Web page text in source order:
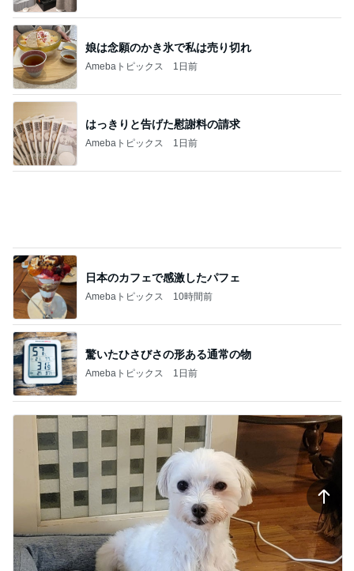
娘は念願のかき氷で私は売り切れ
Amebaトピックス 1日前
はっきりと告げた慰謝料の請求
Amebaトピックス 1日前
日本のカフェで感激したパフェ
Amebaトピックス 10時間前
驚いたひさびさの形ある通常の物
Amebaトピックス 1日前